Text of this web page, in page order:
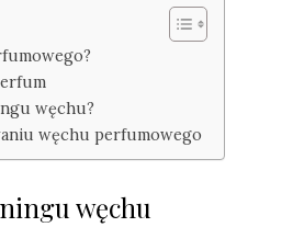
węchu?
węchu perfumowego
węchu